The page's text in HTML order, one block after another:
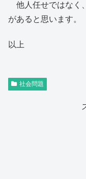
他人任せではなく
があると思います。
以上
社会問題